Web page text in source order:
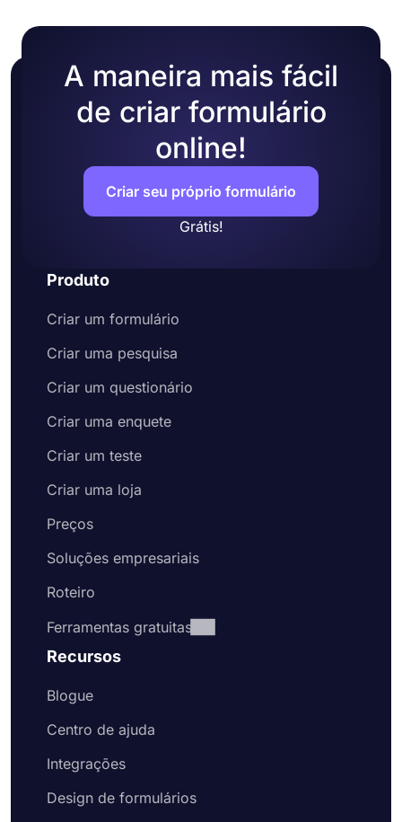
A maneira mais fácil
de criar formulário
online!
Criar seu próprio formulário
Grátis!
Produto
Criar um formulário
Criar uma pesquisa
Criar um questionário
Criar uma enquete
Criar um teste
Criar uma loja
Preços
Soluções empresariais
Roteiro
Ferramentas gratuitas
Recursos
Blogue
Centro de ajuda
Integrações
Design de formulários